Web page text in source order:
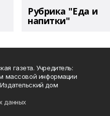
Рубрика "Еда и
напитки"
газета. Учредитель:
массовой информации
дом
данных